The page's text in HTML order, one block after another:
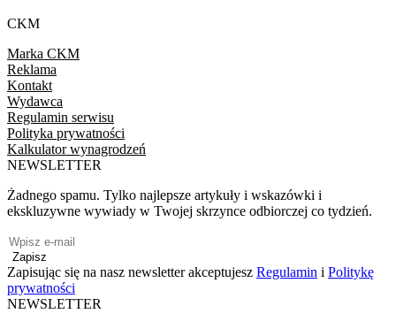
CKM
Marka CKM
Reklama
Kontakt
Wydawca
Regulamin serwisu
Polityka prywatności
Kalkulator wynagrodzeń
NEWSLETTER
Żadnego spamu. Tylko najlepsze artykuły i wskazówki i
ekskluzywne wywiady w Twojej skrzynce odbiorczej co tydzień.
Zapisz
Zapisując się na nasz newsletter akceptujesz Regulamin i Politykę
prywatności
NEWSLETTER